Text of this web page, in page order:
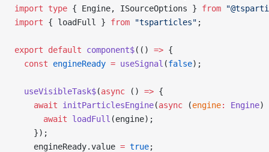
import type { Engine, ISourceOptions } from
import { loadFull } from "tsparticles" ;
export default component$(() => {
  const
engineReady = useSignal (false);
  useVisibleTask$
(async () => {
    await
initParticlesEngine(async (engine: Engine)
      await
loadFull (engine);
    });
    engineReady.value
= true;